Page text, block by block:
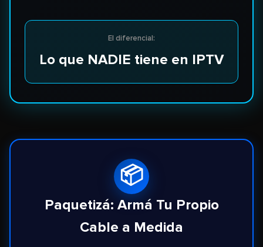
El diferencial:
Lo que NADIE tiene en IPTV
📦
Paquetizá: Armá Tu Propio
Cable a Medida